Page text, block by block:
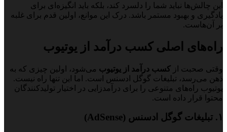
این چالش‌ها نباید شما را دلسرد کند، بلکه باید انگیزه‌ای برای
یادگیری و بهبود مستمر باشد. درک این موانع، اولین قدم برای غلبه
بر آن‌هاست.
راه‌های اصلی کسب درآمد از یوتیوب
وقتی صحبت از کسب درآمد از یوتیوب می‌شود، اولین چیزی که به
ذهن می‌رسد، تبلیغات گوگل ادسنس است. اما این تنها راه نیست.
یوتیوب راه‌های متنوعی را برای درآمدزایی در اختیار تولیدکنندگان
محتوا قرار داده است.
۱. تبلیغات گوگل ادسنس (AdSense)